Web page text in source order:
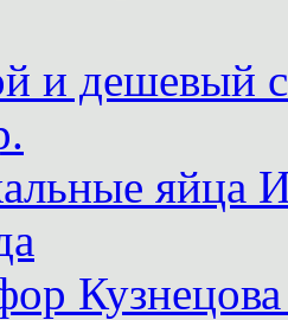
и дешевый
яйца